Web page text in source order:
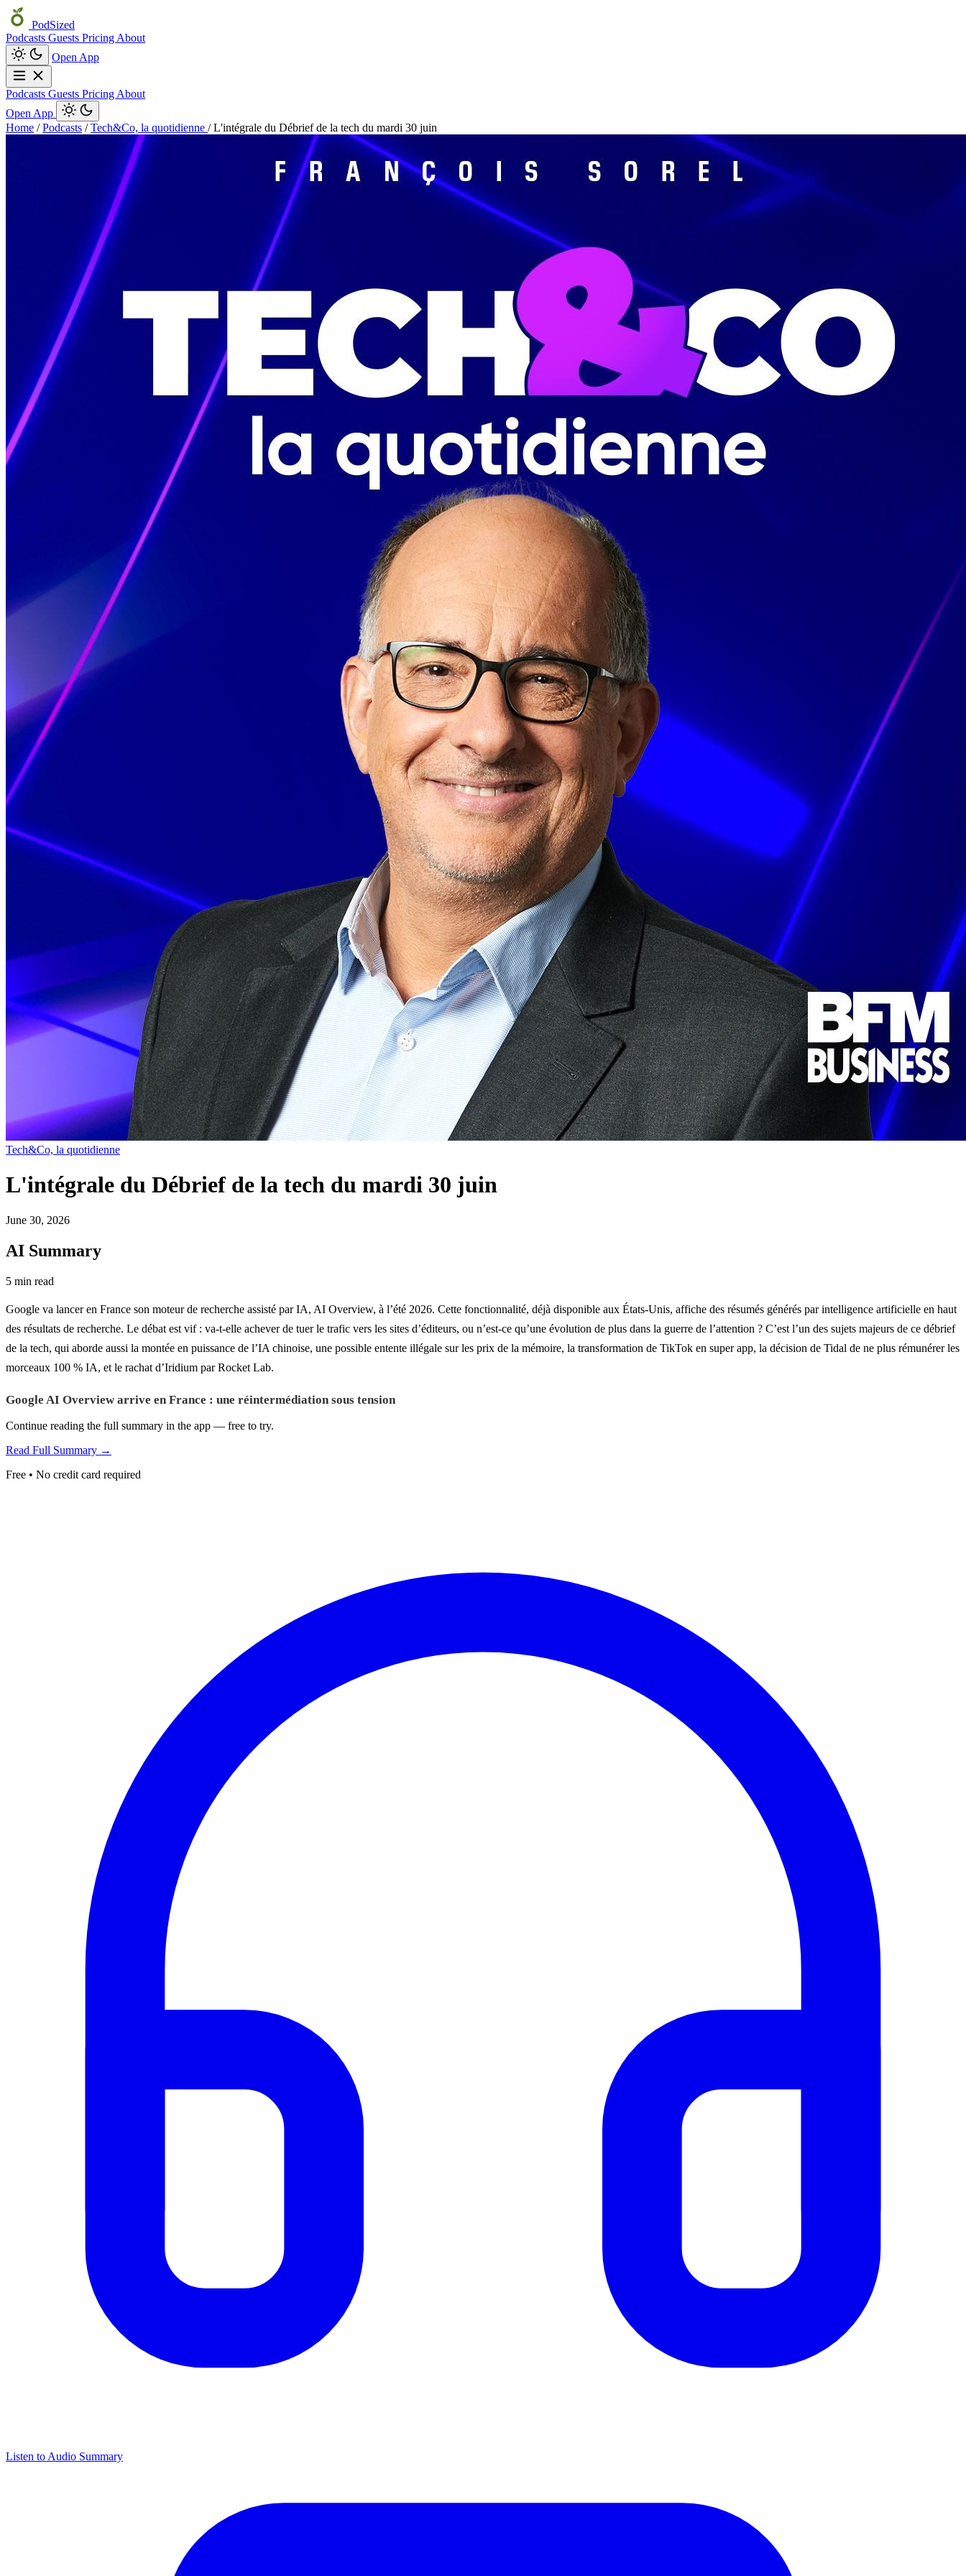
PodSized
Podcasts Guests Pricing About
Open App
Podcasts Guests Pricing About
Open App
Home / Podcasts / Tech&Co, la quotidienne / L'intégrale du Débrief de la tech du mardi 30 juin
Tech&Co, la quotidienne
L'intégrale du Débrief de la tech du mardi 30 juin
June 30, 2026
AI Summary
5 min read
Google va lancer en France son moteur de recherche assisté par IA, AI Overview, à l’été 2026. Cette fonctionnalité, déjà disponible aux États-Unis, affiche des résumés générés par intelligence artificielle en haut
des résultats de recherche. Le débat est vif : va-t-elle achever de tuer le trafic vers les sites d’éditeurs, ou n’est-ce qu’une évolution de plus dans la guerre de l’attention ? C’est l’un des sujets majeurs de ce débrief
de la tech, qui aborde aussi la montée en puissance de l’IA chinoise, une possible entente illégale sur les prix de la mémoire, la transformation de TikTok en super app, la décision de Tidal de ne plus rémunérer les
morceaux 100 % IA, et le rachat d’Iridium par Rocket Lab.
Google AI Overview arrive en France : une réintermédiation sous tension
Continue reading the full summary in the app — free to try.
Read Full Summary →
Free • No credit card required
Listen to Audio Summary